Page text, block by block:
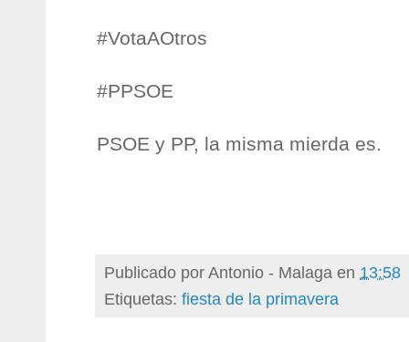
#VotaAOtros
#PPSOE
PSOE y PP, la misma mierda es.
Publicado porAntonio - Malaga en 13:58
Etiquetas: fiesta de la primavera